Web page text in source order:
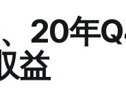
20年
益